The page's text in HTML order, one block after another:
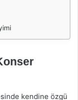
kendine özgü